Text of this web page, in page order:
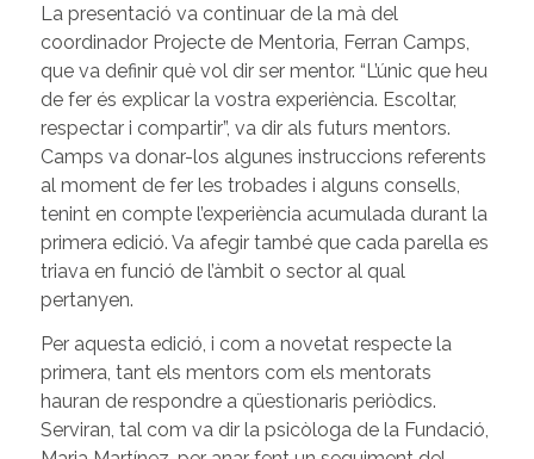
La presentació va continuar de la mà del
coordinador Projecte de Mentoria, Ferran Camps,
que va definir què vol dir ser mentor. “L’únic que heu
de fer és explicar la vostra experiència. Escoltar,
respectar i compartir”, va dir als futurs mentors.
Camps va donar-los algunes instruccions referents
al moment de fer les trobades i alguns consells,
tenint en compte l’experiència acumulada durant la
primera edició. Va afegir també que cada parella es
triava en funció de l’àmbit o sector al qual
pertanyen.
Per aquesta edició, i com a novetat respecte la
primera, tant els mentors com els mentorats
hauran de respondre a qüestionaris periòdics.
Serviran, tal com va dir la psicòloga de la Fundació,